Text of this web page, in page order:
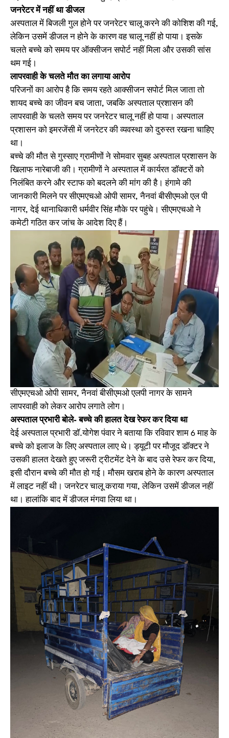
जनरेटर में नहीं था डीजल
अस्पताल में बिजली गुल होने पर जनरेटर चालू करने की कोशिश की गई,
लेकिन उसमें डीजल न होने के कारण वह चालू नहीं हो पाया। इसके
चलते बच्चे को समय पर ऑक्सीजन सपोर्ट नहीं मिला और उसकी सांस
थम गई।
लापरवाही के चलते मौत का लगाया आरोप
परिजनों का आरोप है कि समय रहते आक्सीजन सपोर्ट मिल जाता तो
शायद बच्चे का जीवन बच जाता, जबकि अस्पताल प्रशासन की
लापरवाही के चलते समय पर जनरेटर चालू नहीं हो पाया। अस्पताल
प्रशासन को इमरजेंसी में जनरेटर की व्यवस्था को दुरुस्त रखना चाहिए
था।
बच्चे की मौत से गुस्साए ग्रामीणों ने सोमवार सुबह अस्पताल प्रशासन के
खिलाफ नारेबाजी की। ग्रामीणों ने अस्पताल में कार्यरत डॉक्टरों को
निलंबित करने और स्टाफ को बदलने की मांग की है। हंगामे की
जानकारी मिलने पर सीएमएचओ ओपी सामर, नैनवां बीसीएमओ एल पी
नागर, देई थानाधिकारी धर्मवीर सिंह मौके पर पहुंचे। सीएमएचओ ने
कमेटी गठित कर जांच के आदेश दिए हैं।
सीएमएचओ ओपी सामर, नैनवां बीसीएमओ एलपी नागर के सामने
लापरवाही को लेकर आरोप लगाते लोग।
अस्पताल प्रभारी बोले- बच्चे की हालत देख रेफर कर दिया था
देई अस्पताल प्रभारी डॉ.योगेश पंवार ने बताया कि रविवार शाम 6 माह के
बच्चे को इलाज के लिए अस्पताल लाए थे। ड्यूटी पर मौजूद डॉक्टर ने
उसकी हालत देखते हुए जरूरी ट्रीटमेंट देने के बाद उसे रेफर कर दिया,
इसी दौरान बच्चे की मौत हो गई। मौसम खराब होने के कारण अस्पताल
में लाइट नहीं थी। जनरेटर चालू कराया गया, लेकिन उसमें डीजल नहीं
था। हालांकि बाद में डीजल मंगवा लिया था।